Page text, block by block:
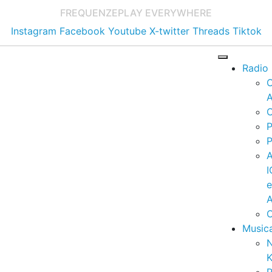
FREQUENZEPLAY EVERYWHERE
Instagram Facebook Youtube X-twitter Threads Tiktok
Radio
e